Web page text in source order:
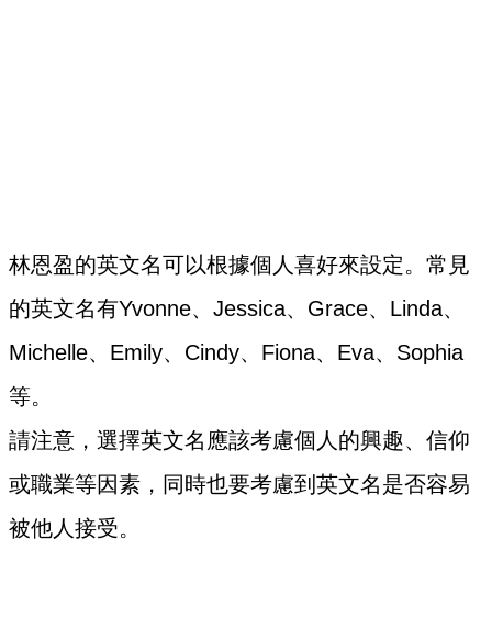
林恩盈的英文名可以根據個人喜好來設定。常見
的英文名有Yvonne、Jessica、Grace、Linda、
Michelle、Emily、Cindy、Fiona、Eva、Sophia
等。
請注意，選擇英文名應該考慮個人的興趣、信仰
或職業等因素，同時也要考慮到英文名是否容易
被他人接受。